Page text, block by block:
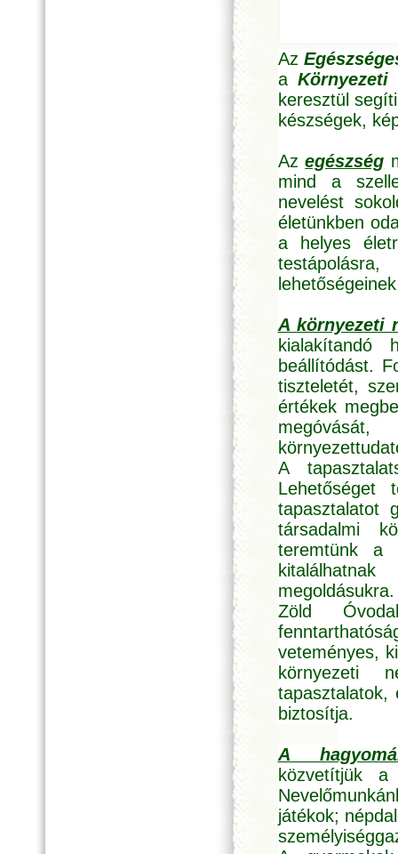
Az
aKörnyezeti
keresztül
készségek,
Azegészség
mind a
nevelést
életünkben
a helyes
A környezeti
kialakítandó
beállítódást.
tiszteletét,
értékek
A
Lehetőséget
tapasztalatot
társadalmi
teremtünk a
megoldásukra.
Zöld
veteményes,
környezeti
tapasztalatok,
biztosítja.
A
közvetítjük
játékok;